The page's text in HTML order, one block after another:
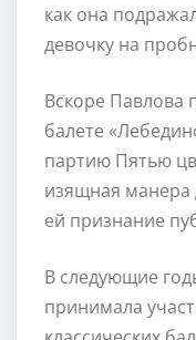
как она
девочку на
Вскоре Павлова
балете
партию Пятью
изящная манера
ей признание
В следующие
принимала